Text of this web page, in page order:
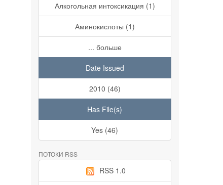
Алкогольная интоксикация (1)
Аминокислоты (1)
... больше
Date Issued
2010 (46)
Has File(s)
Yes (46)
ПОТОКИ RSS
RSS 1.0